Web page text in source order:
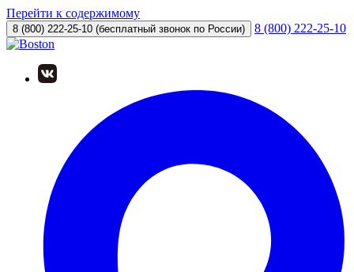
Перейти к содержимому
8 (800) 222-25-10 (бесплатный звонок по России) 8 (800) 222-25-10